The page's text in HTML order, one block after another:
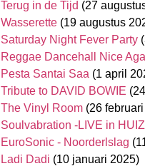
Terug in de Tijd (27
Wasserette (19 augustus
Saturday Night Fever Party
Reggae Dancehall Nice
Pesta Santai Saa (1 april
Tribute to DAVID BOWIE
The Vinyl Room (26
Soulvabration -LIVE in
EuroSonic - Noorderlslag
Ladi Dadi (10 januari 2025)